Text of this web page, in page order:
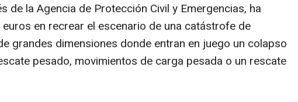
de la Agencia de Protección Civil y Emergencias, ha
en recrear el escenario de una catástrofe de
grandes dimensiones donde entran en juego un colapso
pesado, movimientos de carga pesada o un rescate